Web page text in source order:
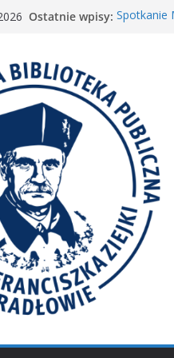
Ostatnie wpisy: Spotkanie